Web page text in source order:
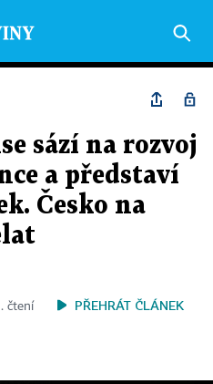
sází na rozvoj
a představí
Česko na
čtení
PŘEHRÁT ČLÁNEK